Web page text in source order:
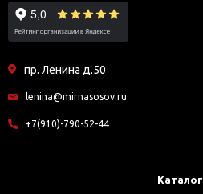
пр. Ленина д.50
lenina@mirnasosov.ru
+7(910)-790-52-44
Каталог